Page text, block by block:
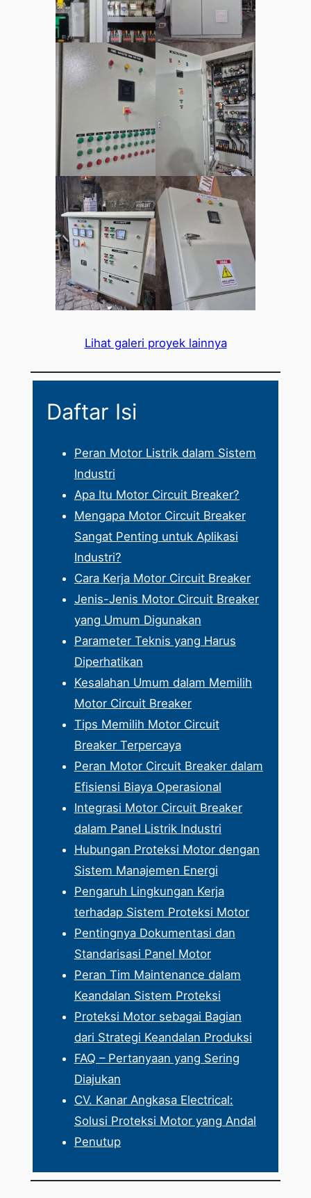
Lihat galeri proyek lainnya
Daftar Isi
Peran Motor Listrik dalam Sistem
Industri
Apa Itu Motor Circuit Breaker?
Mengapa Motor Circuit Breaker
Sangat Penting untuk Aplikasi
Industri?
Cara Kerja Motor Circuit Breaker
Jenis-Jenis Motor Circuit Breaker
yang Umum Digunakan
Parameter Teknis yang Harus
Diperhatikan
Kesalahan Umum dalam Memilih
Motor Circuit Breaker
Tips Memilih Motor Circuit
Breaker Terpercaya
Peran Motor Circuit Breaker dalam
Efisiensi Biaya Operasional
Integrasi Motor Circuit Breaker
dalam Panel Listrik Industri
Hubungan Proteksi Motor dengan
Sistem Manajemen Energi
Pengaruh Lingkungan Kerja
terhadap Sistem Proteksi Motor
Pentingnya Dokumentasi dan
Standarisasi Panel Motor
Peran Tim Maintenance dalam
Keandalan Sistem Proteksi
Proteksi Motor sebagai Bagian
dari Strategi Keandalan Produksi
FAQ – Pertanyaan yang Sering
Diajukan
CV. Kanar Angkasa Electrical:
Solusi Proteksi Motor yang Andal
Penutup